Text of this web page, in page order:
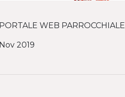
PORTALE WEB PARROCCHIALE
Nov 2019